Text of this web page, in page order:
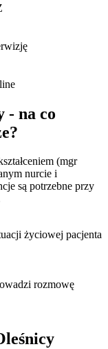
- na co
(mgr
nurcie i
są potrzebne przy
życiowej pacjenta
rozmowę